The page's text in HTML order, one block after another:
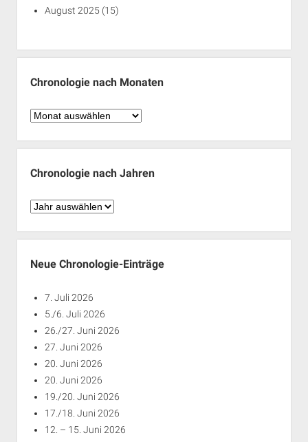
August 2025 (15)
Chronologie nach Monaten
Chronologie
Monaten
Chronologie nach Jahren
Chronologie
Jahren
Neue Chronologie-Einträge
7. Juli 2026
5./6. Juli 2026
26./27. Juni 2026
27. Juni 2026
20. Juni 2026
20. Juni 2026
19./20. Juni 2026
17./18. Juni 2026
12. – 15. Juni 2026